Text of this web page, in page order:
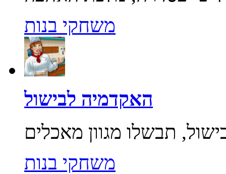
משחקי בנות
האקדמיה לבישול
משחקי בנות